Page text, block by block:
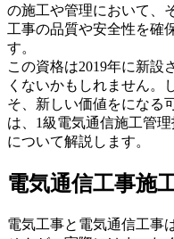
の施工や管理において、
工事の品質や安全性を確
す。
この資格は2019年に新設
くないかもしれません。
そ、新しい価値をになる
は、1級電気通信施工管
について解説します。
電気通信工事施
電気工事と電気通信工事